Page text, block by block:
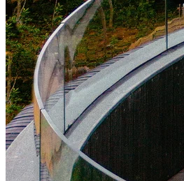
EUROPA
KROATIEN
MADEIRA
MALLORCA
MALTA
ÖSTERREICH
PORTUGAL
SCHWEDEN
SCHWEIZ
SPANIEN
SÜDTIROL